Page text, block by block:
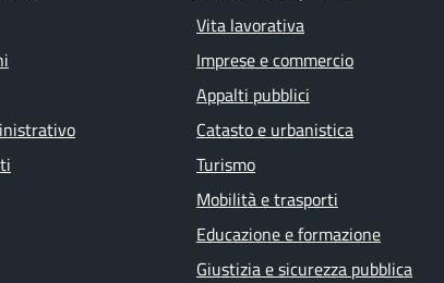
Vita lavorativa
Imprese e commercio
Appalti pubblici
Catasto e urbanistica
Turismo
Mobilità e trasporti
Educazione e formazione
Giustizia e sicurezza pubblica